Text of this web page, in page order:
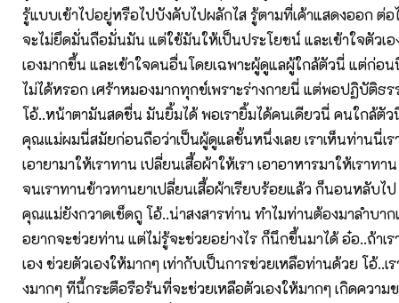
รู้แบบเข้าไปอยู่หรือไปบังคับไปผลักไส รู้ตามที่เค้าแสดงออก ต่อ
จะไม่ยึดมั่นถือมั่นมัน แต่ใช้มันให้เป็นประโยชน์ และเข้าใจตัวเอ
เองมากขึ้น และเข้าใจคนอื่นโดยเฉพาะผู้ดูแลผู้ใกล้ตัวนี่ แต่ก่อ
ไม่ได้หรอก เศร้าหมองมากทุกข์เพราะร่างกายนี่ แต่พอปฏิบัติธร
โอ้..หน้าตามันสดชื่น มันยิ้มได้ พอเรายิ้มได้คนเดียวนี่ คนใกล้ตั
คุณแม่ผมนี่สมัยก่อนถือว่าเป็นผู้ดูแลชั้นหนึ่งเลย เราเห็นท่านนี่เร
เอายามาให้เราทาน เปลี่ยนเสื้อผ้าให้เรา เอาอาหารมาให้เราทา
จนเราทานข้าวทานยาเปลี่ยนเสื้อผ้าเรียบร้อยแล้ว ก็นอนหลับไ
คุณแม่ยังกวาดเช็ดถู โอ้..น่าสงสารท่าน ทำไมท่านต้องมาลำบาก
อยากจะช่วยท่าน แต่ไม่รู้จะช่วยอย่างไร ก็นึกขึ้นมาได้ อ๋อ..ถ้าเ
เอง ช่วยตัวเองให้มากๆ เท่ากับเป็นการช่วยเหลือท่านด้วย โอ้..เ
งมากๆ ทีนี้กระตือรือร้นที่จะช่วยเหลือตัวเองให้มากๆ เกิดความ